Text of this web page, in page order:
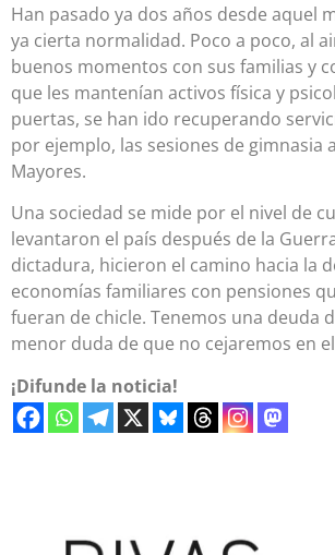
Han pasado ya dos años desde aquel
ya cierta normalidad. Poco a poco, al
buenos momentos con sus familias y
que les mantenían activos física y
puertas, se han ido recuperando
por ejemplo, las sesiones de gimnasia
Mayores.
Una sociedad se mide por el nivel de
levantaron el país después de la
dictadura, hicieron el camino hacia la
economías familiares con pensiones
fueran de chicle. Tenemos una deuda
menor duda de que no cejaremos en
¡Difunde la noticia!